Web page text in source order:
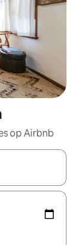
op Airbnb
je een keuze